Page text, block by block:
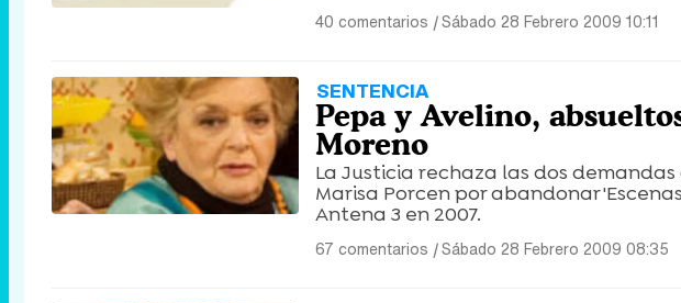
40 comentarios |Sábado 28 Febrero 2009 10:11
SENTENCIA
Pepa y Avelino,
Moreno
La Justicia rechaza las dos
Marisa Porcen por abandonar
Antena 3 en 2007.
67 comentarios |Sábado 28 Febrero 2009 08:35